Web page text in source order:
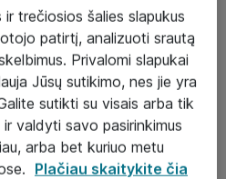
trečiosios šalies slapukus
patirtį, analizuoti srautą
Privalomi slapukai
Jūsų sutikimo, nes jie yra
sutikti su visais arba tik
valdyti savo pasirinkimus
arba bet kuriuo metu
Plačiau skaitykite čia